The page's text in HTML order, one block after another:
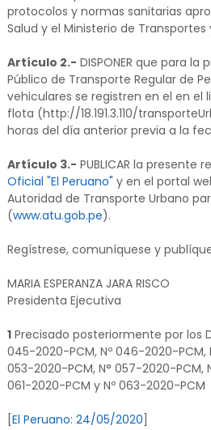
protocolos y normas sanitarias
Salud y el Ministerio de
Artículo 2.- DISPONER que para
Público de Transporte Regular de
vehiculares se registren en el en el
flota (http://18.191.3.110/
horas del día anterior previa a la
Artículo 3.- PUBLICAR la presente
Oficial "El Peruano" y en el portal
Autoridad de Transporte Urbano
(www.atu.gob.pe).
Regístrese, comuníquese y
MARIA ESPERANZA JARA RISCO
Presidenta Ejecutiva
1Precisado posteriormente por los
045-2020-PCM, Nº 046-2020-PCM,
053-2020-PCM, N° 057-2020-PCM,
061-2020-PCM y Nº 063-2020-PCM
[El Peruano: 24/05/2020